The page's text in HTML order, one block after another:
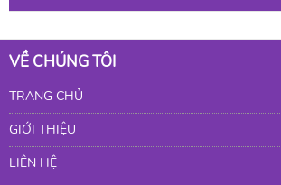
VỀ CHÚNG TÔI
TRANG CHỦ
GIỚI THIỆU
LIÊN HỆ